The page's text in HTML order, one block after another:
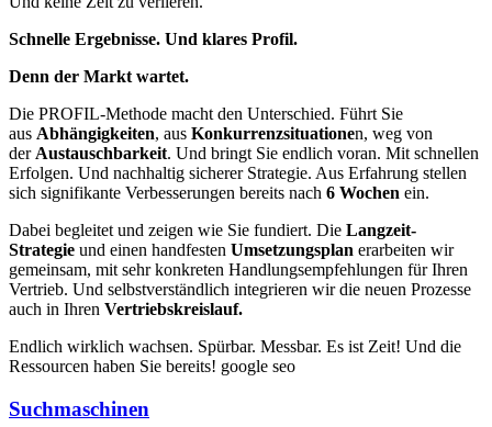
Schnelle Ergebnisse. Und klares Profil.
Denn der Markt wartet.
Die PROFIL-Methode macht den Unterschied. Führt Sie
aus Abhängigkeiten, aus Konkurrenzsituationen, weg von
der Austauschbarkeit. Und bringt Sie endlich voran. Mit schnellen
Erfolgen. Und nachhaltig sicherer Strategie. Aus Erfahrung stellen
sich signifikante Verbesserungen bereits nach 6 Wochen ein.
Dabei begleitet und zeigen wie Sie fundiert. Die Langzeit-
Strategie und einen handfesten Umsetzungsplan erarbeiten wir
gemeinsam, mit sehr konkreten Handlungsempfehlungen für Ihren
Vertrieb. Und selbstverständlich integrieren wir die neuen Prozesse
auch in Ihren Vertriebskreislauf.
Endlich wirklich wachsen. Spürbar. Messbar. Es ist Zeit! Und die
Ressourcen haben Sie bereits! google seo
Suchmaschinen